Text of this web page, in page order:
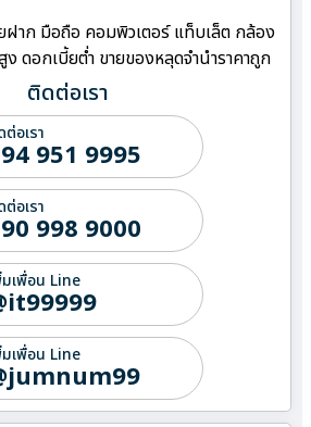
ฝาก มือถือ คอมพิวเตอร์ แท็บเล็ต กล้อง
ดอกเบี้ยต่ำ ขายของหลุดจำนำราคาถูก
ติดต่อเรา
ต่อเรา
951 9995
ต่อเรา
998 9000
มเพื่อน Line
มเพื่อน Line